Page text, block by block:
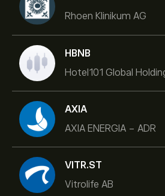
Rhoen Klinikum AG
HBNB
Hotel101 Global
AXIA
AXIA ENERGIA - ADR
VITR.ST
Vitrolife AB